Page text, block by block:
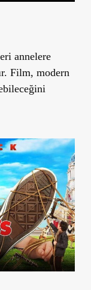
annelere
Film, modern